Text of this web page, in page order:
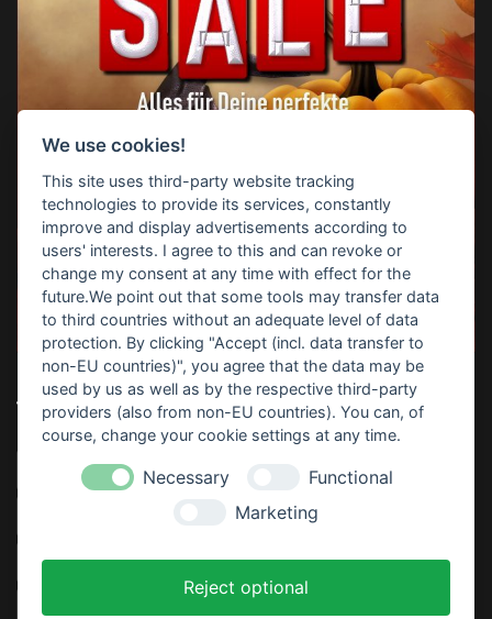
TOP-SUCHBEGRIFFE
Horrorparty Home Haunting Haunt Download
Anleitung
Thematisiert Rezept Kostenlos Gratis
Gruselige Atmosphäre Kinder
We use cookies!
This site uses third-party website tracking
technologies to provide its services, constantly
improve and display advertisements according to
users' interests. I agree to this and can revoke or
change my consent at any time with effect for the
future.We point out that some tools may transfer data
to third countries without an adequate level of data
protection. By clicking "Accept (incl. data transfer to
non-EU countries)", you agree that the data may be
used by us as well as by the respective third-party
providers (also from non-EU countries). You can, of
course, change your cookie settings at any time.
Necessary
Functional
Marketing
Reject optional